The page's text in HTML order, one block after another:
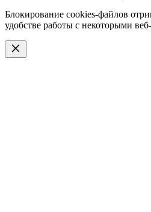
Блокирование cookies-файлов
удобстве работы с некоторыми